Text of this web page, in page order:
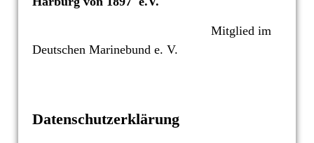
Mitglied im
Deutschen Marinebund e. V.
Datenschutzerklärung